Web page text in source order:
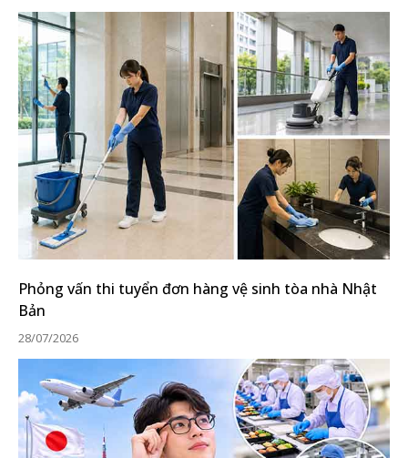
Phỏng vấn thi tuyển đơn hàng vệ sinh tòa nhà Nhật
Bản
28/07/2026